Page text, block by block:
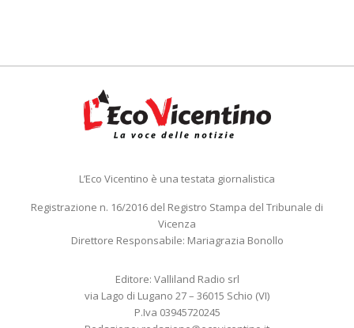
L’Eco Vicentino è una testata giornalistica
Registrazione n. 16/2016 del Registro Stampa del Tribunale di
Vicenza
Direttore Responsabile: Mariagrazia Bonollo
Editore: Valliland Radio srl
via Lago di Lugano 27 – 36015 Schio (VI)
P.Iva 03945720245